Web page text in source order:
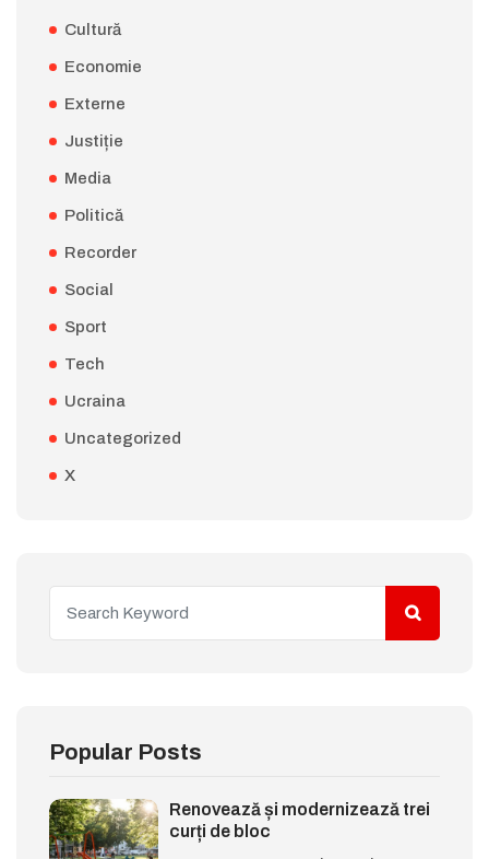
Cultură
Economie
Externe
Justiție
Media
Politică
Recorder
Social
Sport
Tech
Ucraina
Uncategorized
X
Popular Posts
Renovează și modernizează trei
curți de bloc